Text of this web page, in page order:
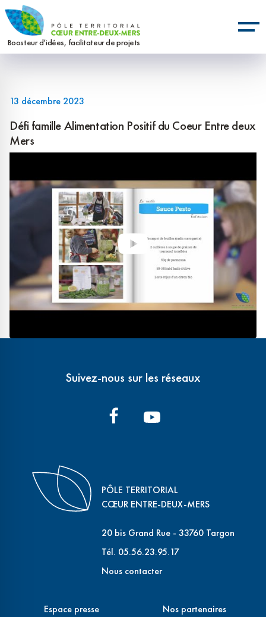
Aller
au
contenu
Boosteur d’idées, facilitateur de projets
13 décembre 2023
Défi famille Alimentation Positif du Coeur Entre deux
Mers
Suivez-nous sur les réseaux
PÔLE TERRITORIAL
CŒUR ENTRE-DEUX-MERS
20 bis Grand Rue - 33760 Targon
Tél. 05.56.23.95.17
Nous contacter
Espace presse Nos partenaires
Panneau de gestion des cookies